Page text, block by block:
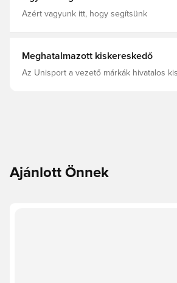
Felnőttek, Férfi, Kék, PUMA, Pólók
Azért vagyunk itt, hogy segítsünk
Meghatalmazott kiskereskedő
Az Unisport a vezető márkák hivatalos
Ajánlott Önnek